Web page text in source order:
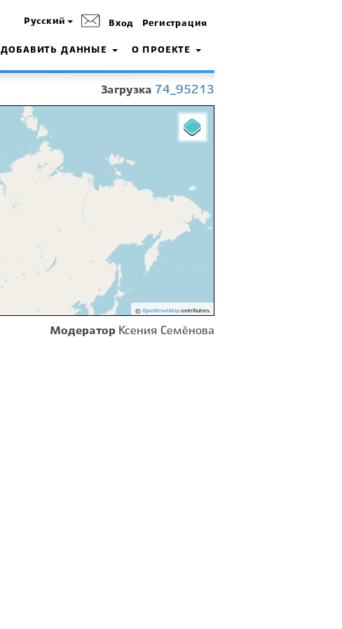
Русский Вход Регистрация
ДОБАВИТЬ ДАННЫЕ О ПРОЕКТЕ
Загрузка 74_95213
© OpenStreetMapcontributors.
Модератор Ксения Семёнова